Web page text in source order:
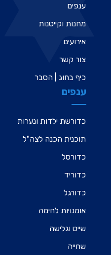
ענפים
מחנות וקייטנות
אירועים
צור קשר
כיף בחוג | הסבר
ענפים
כדורשת ילדות ונערות
תוכנית הכנה לצה"ל
כדורסל
כדוריד
כדורגל
אומנויות לחימה
שייט וגלישה
שחייה